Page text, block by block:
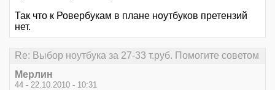
Так что к Ровербукам в плане ноутбуков претензий
нет.
Re: Выбор ноутбука за 27-33 т.руб. Помогите советом
Мерлин
44 - 22.10.2010 - 10:31